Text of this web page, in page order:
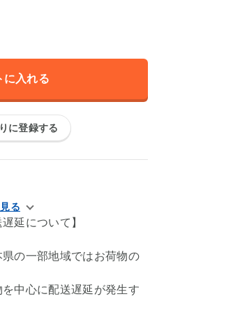
に入れる
に登録する
延について】
の一部地域ではお荷物の
中心に配送遅延が発生す